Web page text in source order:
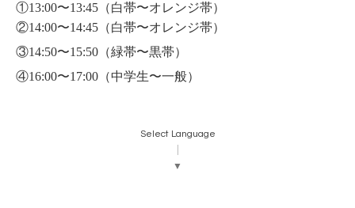
①13:00〜13:45 （白帯〜オレンジ帯）
②14:00〜14:45（白帯〜オレンジ帯）
③14:50〜15:50（緑帯〜黒帯）
④16:00〜17:00（中学生〜一般）
Select Language
▼